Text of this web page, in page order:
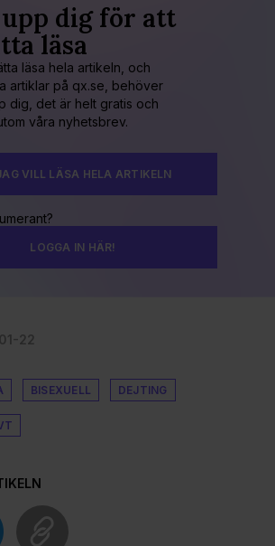
upp dig för att
läsa
läsa hela artikeln, och
artiklar på qx.se, behöver
dig, det är helt gratis och
våra nyhetsbrev.
VILL LÄSA HELA ARTIKELN
LOGGA IN HÄR!
22
BISEXUELL DEJTING